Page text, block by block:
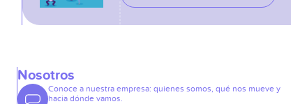
Nosotros
Conoce a nuestra empresa: quienes somos, qué nos mueve y
hacia dónde vamos.